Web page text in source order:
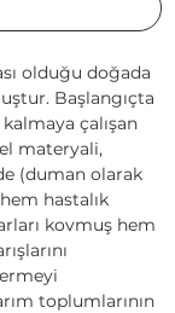
olduğu doğada
Başlangıçta
kalmaya çalışan
materyali,
(duman olarak
hastalık
kovmuş hem
toplumlarının